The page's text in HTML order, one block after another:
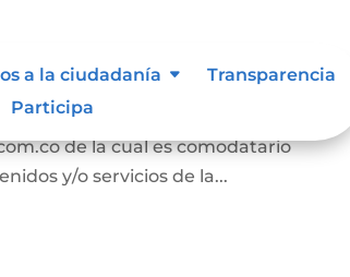
a la ciudadanía
Transparencia
Participapara el uso de contenidos
de la cual es comodatario
y/o servicios de la...